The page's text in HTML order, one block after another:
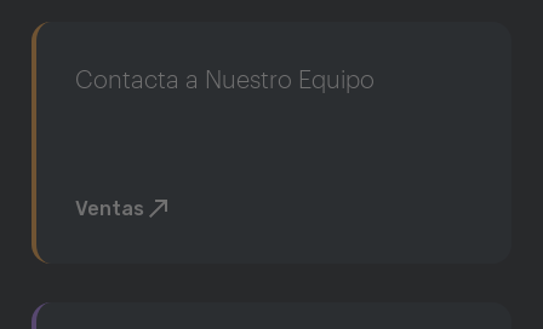
Contacta a Nuestro Equipo
Ventas